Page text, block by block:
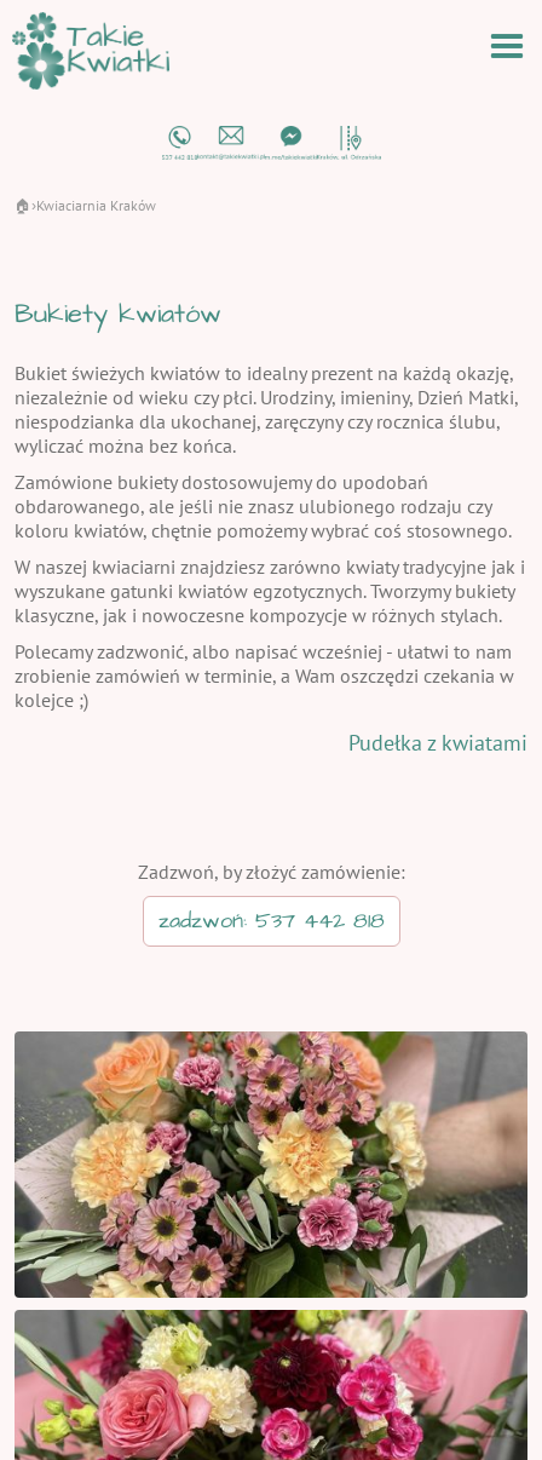
🏠 ›Kwiaciarnia Kraków
Bukiety kwiatów
Bukiet świeżych kwiatów to idealny prezent na każdą okazję,
niezależnie od wieku czy płci. Urodziny, imieniny, Dzień Matki,
niespodzianka dla ukochanej, zaręczyny czy rocznica ślubu,
wyliczać można bez końca.
Zamówione bukiety dostosowujemy do upodobań
obdarowanego, ale jeśli nie znasz ulubionego rodzaju czy
koloru kwiatów, chętnie pomożemy wybrać coś stosownego.
W naszej kwiaciarni znajdziesz zarówno kwiaty tradycyjne jak i
wyszukane gatunki kwiatów egzotycznych. Tworzymy bukiety
klasyczne, jak i nowoczesne kompozycje w różnych stylach.
Polecamy zadzwonić, albo napisać wcześniej - ułatwi to nam
zrobienie zamówień w terminie, a Wam oszczędzi czekania w
kolejce ;)
Pudełka z kwiatami
Zadzwoń, by złożyć zamówienie:
zadzwoń: 537 442 818